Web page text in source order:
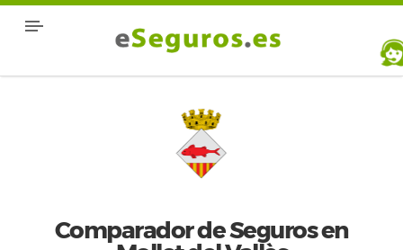
Comparador de Seguros en